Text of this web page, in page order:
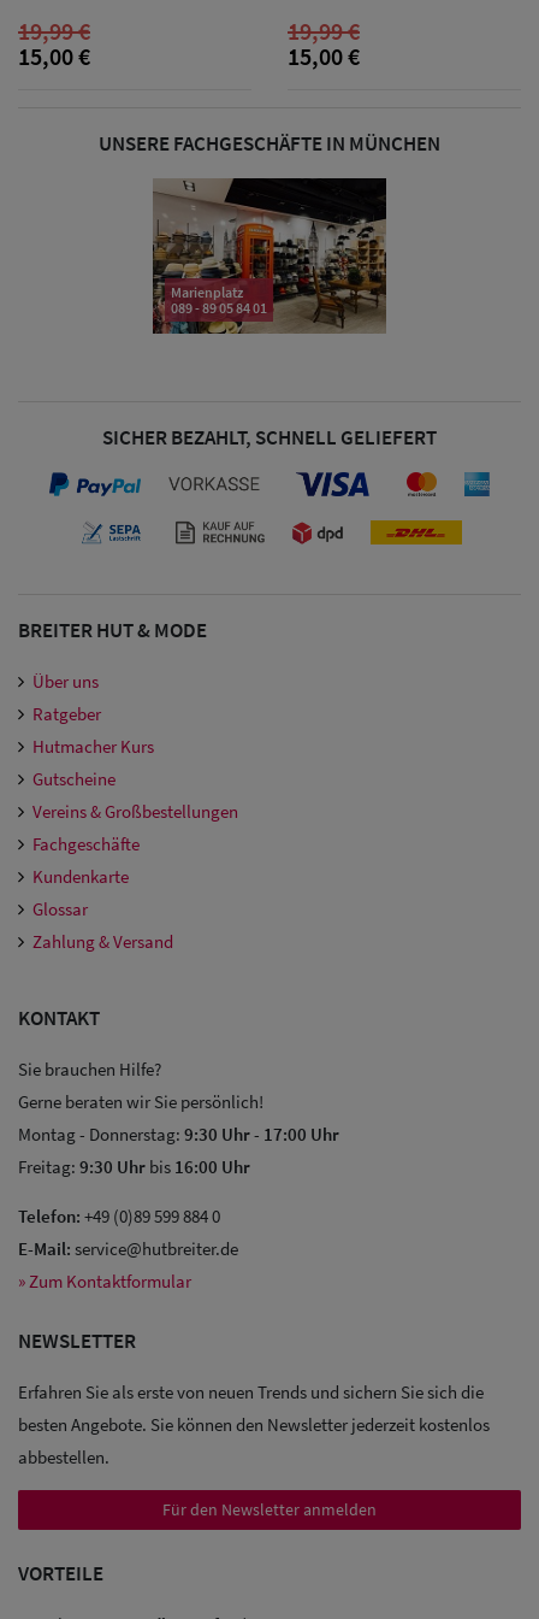
& Visoren
Snapback Caps
Damen Caps
Großgrößen
Sale: Caps
Sale:
Sale: Army
Caps
19,99 €
15,00 €
19,99 €
15,00 €
UNSERE FACHGESCHÄFTE IN MÜNCHEN
Marienplatz
089 - 89 05 84 01
SICHER BEZAHLT, SCHNELL GELIEFERT
BREITER HUT & MODE
Über uns
Ratgeber
Hutmacher Kurs
Gutscheine
Vereins & Großbestellungen
Fachgeschäfte
Kundenkarte
Glossar
Zahlung & Versand
KONTAKT
Sie brauchen Hilfe?
Gerne beraten wir Sie persönlich!
Montag - Donnerstag: 9:30 Uhr- 17:00 Uhr
Freitag: 9:30 Uhr bis 16:00 Uhr
Telefon: +49 (0)89 599 884 0
E-Mail: service@hutbreiter.de
» Zum Kontaktformular
NEWSLETTER
Erfahren Sie als erste von neuen Trends und sichern Sie sich die
besten Angebote. Sie können den Newsletter jederzeit kostenlos
abbestellen.
Für den Newsletter anmelden
VORTEILE